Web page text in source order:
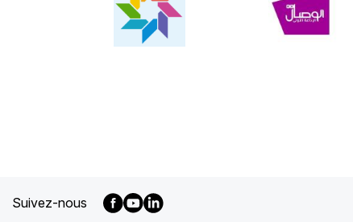
Suivez-nous